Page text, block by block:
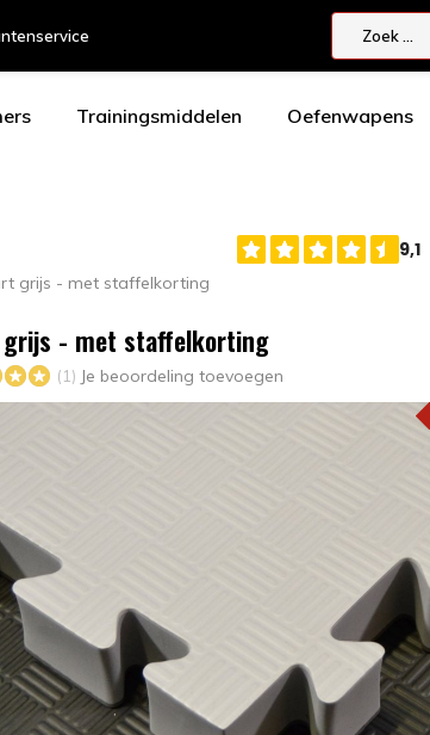
Trainingsmiddelen Oefenwapens
grijs - met staffelkorting
grijs - met staffelkorting
(1) Je beoordeling toevoegen